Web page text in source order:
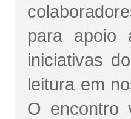
para apoio
iniciativas
leitura em
O encontro